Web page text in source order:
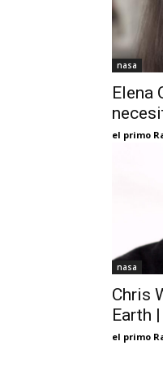
nasa
Elena
el primo
nasa
Chris
Earth
el primo